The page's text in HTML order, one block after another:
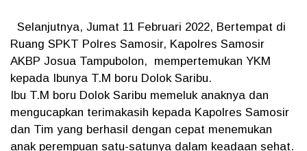
Selanjutnya, Jumat 11 Februari 2022, Bertempat di
Ruang SPKT Polres Samosir, Kapolres Samosir
AKBP Josua Tampubolon, mempertemukan YKM
kepada Ibunya T.M boru Dolok Saribu.
Ibu T.M boru Dolok Saribu memeluk anaknya dan
mengucapkan terimakasih kepada Kapolres Samosir
dan Tim yang berhasil dengan cepat menemukan
anak perempuan satu-satunya dalam keadaan sehat.